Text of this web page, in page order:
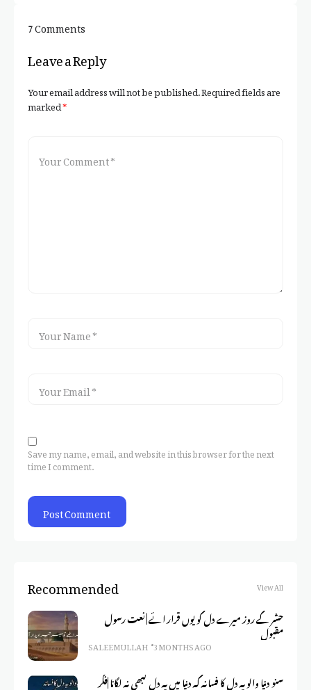
7 Comments
Leave a Reply
Your email address will not be published.Required fields are
marked*
Save my name, email, and website in this browser for the next
time I comment.
Recommended View All
حشر کے روز میرے دل کو یوں قرار ائے | نعت رسول
مقبول
SALEEM ULLAH 3 MONTHS AGO
سنو دنیا والو یہ دل کا فسانہ کہ دنیا میں یہ دل کبھی نہ لگانا |فکر